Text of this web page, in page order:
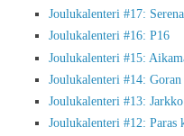
Joulukalenteri #17:
Joulukalenteri #16: P16
Joulukalenteri #15:
Joulukalenteri #14:
Joulukalenteri #13: Jarkko
Joulukalenteri #12: Paras